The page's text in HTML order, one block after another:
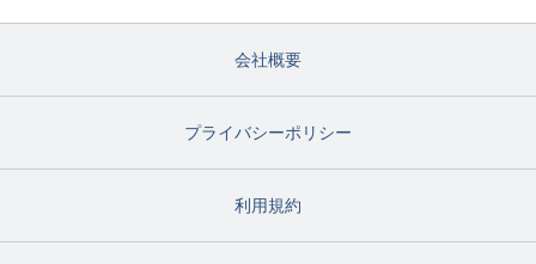
会社概要
プライバシーポリシー
利用規約